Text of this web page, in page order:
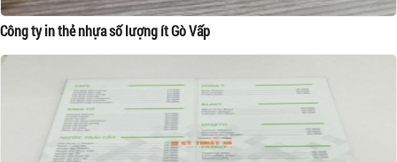
Công ty in thẻ nhựa số lượng ít Gò Vấp